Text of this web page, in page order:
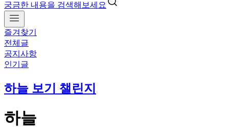
궁금한 내용을 검색해보세요
즐겨찾기
전체글
공지사항
인기글
하늘 보기 챌린지
하늘